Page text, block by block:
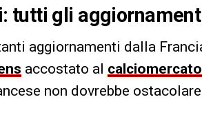
tutti gli
aggiornamenti dalla
accostato al
non dovrebbe